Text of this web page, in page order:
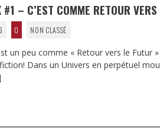
– C’EST COMME RETOUR
0 NON CLASSÉ
un peu comme « Retour vers le Futur
Dans un Univers en perpétuel